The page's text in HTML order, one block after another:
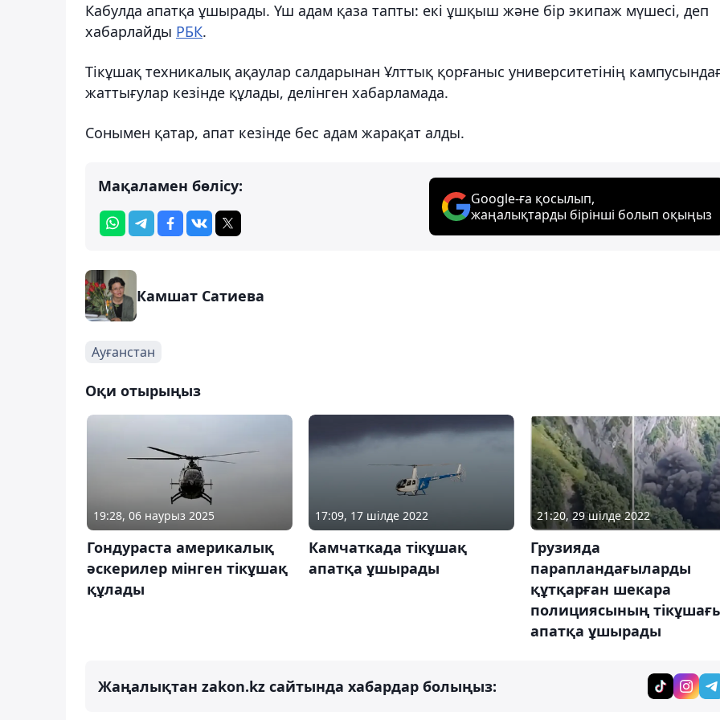
Кабулда апатқа ұшырады. Үш адам қаза тапты: екі ұшқыш және бір экипаж мүшесі, деп
хабарлайды РБК.
Тікұшақ техникалық ақаулар салдарынан Ұлттық қорғаныс университетінің
жаттығулар кезінде құлады, делінген хабарламада.
Сонымен қатар, апат кезінде бес адам жарақат алды.
Мақаламен бөлісу:
Google-ға қосылып,
жаңалықтарды бірінші болып оқыңыз
Камшат Сатиева
Ауғанстан
Оқи отырыңыз
19:28, 06 наурыз 2025
Гондураста америкалық
әскерилер мінген тікұшақ
құлады
17:09, 17 шілде 2022
Камчаткада тікұшақ
апатқа ұшырады
21:20, 29 шілде 2022
Грузияда
парапландағыларды
құтқарған шекара
полициясының
апатқа ұшырады
Жаңалықтан zakon.kz сайтында хабардар болыңыз: